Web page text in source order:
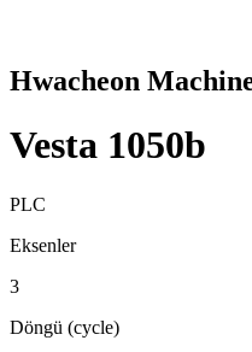
Hwacheon
Vesta 1050b
PLC
Eksenler
3
Döngü (cycle)